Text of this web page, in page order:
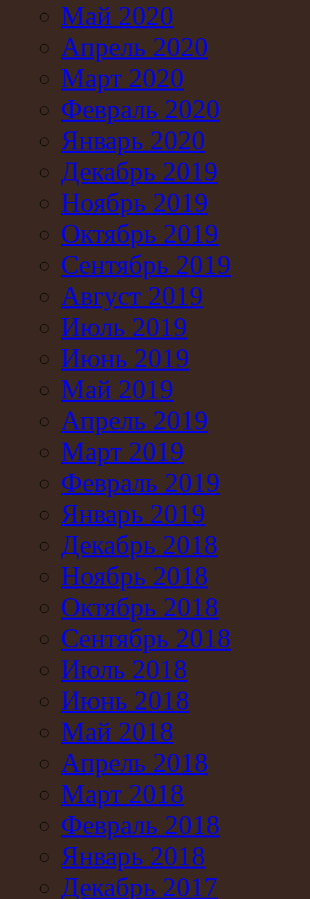
Май 2020
Апрель 2020
Март 2020
Февраль 2020
Январь 2020
Декабрь 2019
Ноябрь 2019
Октябрь 2019
Сентябрь 2019
Август 2019
Июль 2019
Июнь 2019
Май 2019
Апрель 2019
Март 2019
Февраль 2019
Январь 2019
Декабрь 2018
Ноябрь 2018
Октябрь 2018
Сентябрь 2018
Июль 2018
Июнь 2018
Май 2018
Апрель 2018
Март 2018
Февраль 2018
Январь 2018
Декабрь 2017